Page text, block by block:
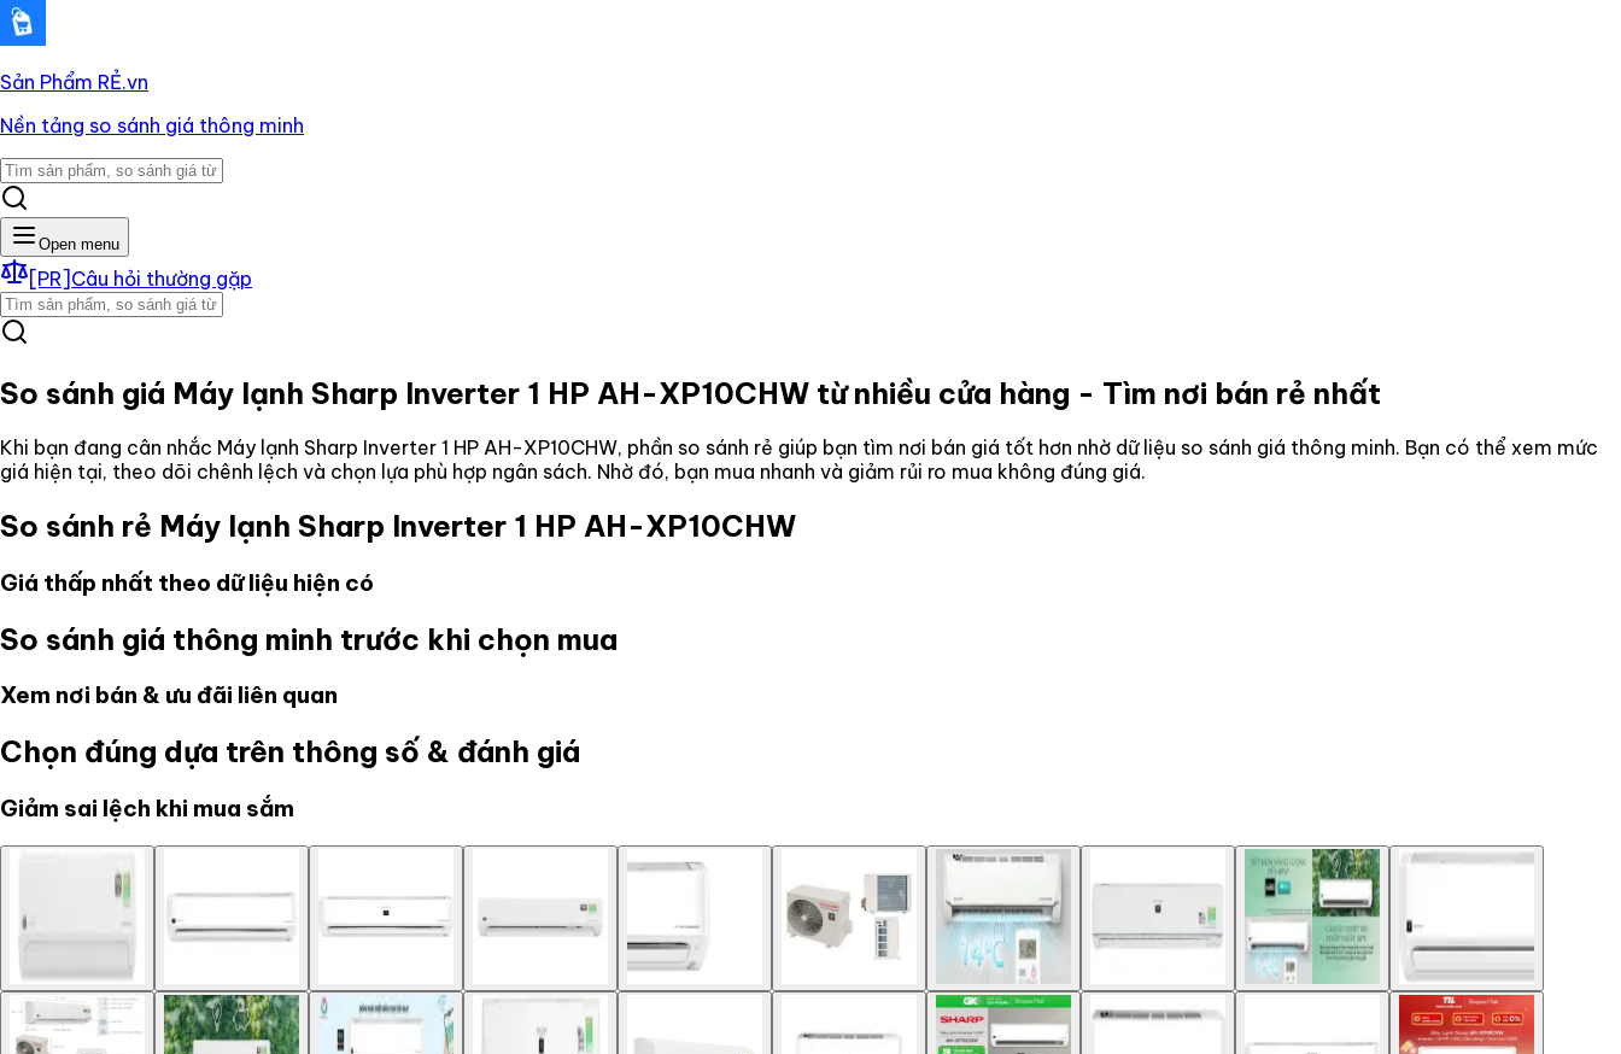
Sản Phẩm RẺ.vn
Nền tảng so sánh giá thông minh
Open menu
[PR] Câu hỏi thường gặp
So sánh giá Máy lạnh Sharp Inverter 1 HP AH-XP10CHW từ nhiều cửa hàng - Tìm nơi bán rẻ nhất
Khi bạn đang cân nhắc Máy lạnh Sharp Inverter 1 HP AH-XP10CHW, phần so sánh rẻ giúp bạn tìm nơi bán giá tốt hơn nhờ dữ liệu so sánh giá thông minh. Bạn có thể xem mức
giá hiện tại, theo dõi chênh lệch và chọn lựa phù hợp ngân sách. Nhờ đó, bạn mua nhanh và giảm rủi ro mua không đúng giá.
So sánh rẻ Máy lạnh Sharp Inverter 1 HP AH-XP10CHW
Giá thấp nhất theo dữ liệu hiện có
So sánh giá thông minh trước khi chọn mua
Xem nơi bán & ưu đãi liên quan
Chọn đúng dựa trên thông số & đánh giá
Giảm sai lệch khi mua sắm